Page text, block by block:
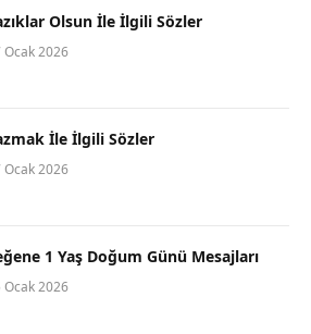
Olsun İle İlgili Sözler
Ocak 2026
İle İlgili Sözler
Ocak 2026
1 Yaş Doğum Günü Mesajları
Ocak 2026